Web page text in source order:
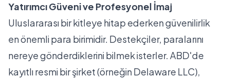
Yatırımcı Güveni ve Profesyonel İmaj
Uluslararası bir kitleye hitap ederken güvenilirlik
en önemli para birimidir. Destekçiler, paralarını
nereye gönderdiklerini bilmek isterler. ABD'de
kayıtlı resmi bir şirket (örneğinDelaware LLC),